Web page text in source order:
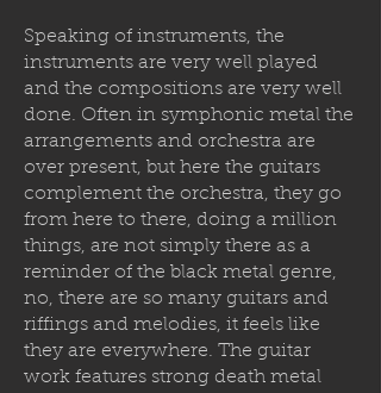
Speaking of instruments, the
instruments are very well played
and the compositions are very well
done. Often in symphonic metal the
arrangements and orchestra are
over present, but here the guitars
complement the orchestra, they go
from here to there, doing a million
things, are not simply there as a
reminder of the black metal genre,
no, there are so many guitars and
riffings and melodies, it feels like
they are everywhere. The guitar
work features strong death metal